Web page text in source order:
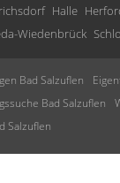
Halle
Wiedenbrück
Bad Salzuflen
Bad Salzuflen
Salzuflen